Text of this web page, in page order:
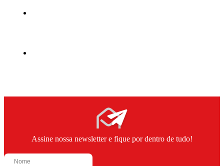
Assine nossa newsletter e fique por dentro de tudo!